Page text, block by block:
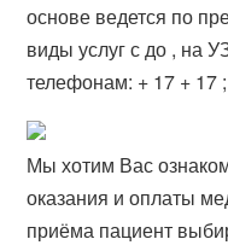
основе ведется по
виды услуг с до , на
телефонам: + 17 + 17
Мы хотим Вас
оказания и оплаты
приёма пациент